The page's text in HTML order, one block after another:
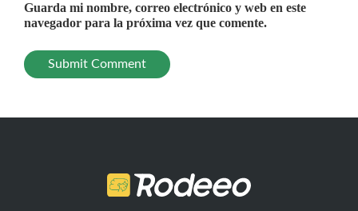
Guarda mi nombre, correo electrónico y web en este
navegador para la próxima vez que comente.